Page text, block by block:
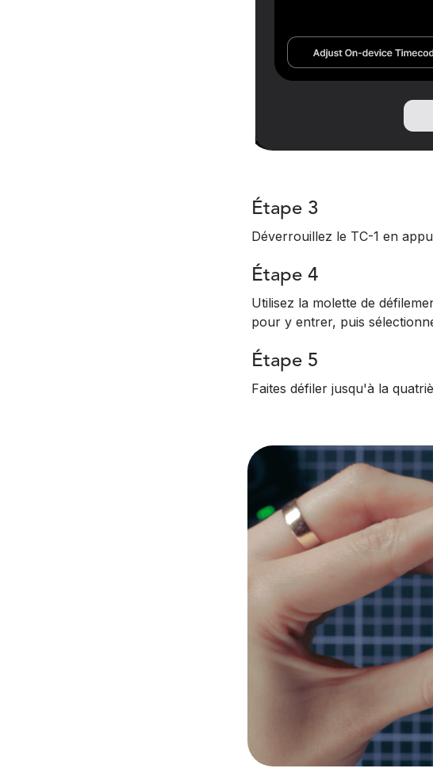
Étape 3
Déverrouillez le TC-1 en
Étape 4
Utilisez la molette de
pour y entrer, puis
Étape 5
Faites défiler jusqu'à la